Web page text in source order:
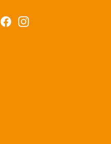
FacebookInstagram